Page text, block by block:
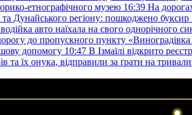
етнографічного музею 16:39 На
Дунайського регіону: пошкоджено буксир
авто наїхала на свого однорічного
до пропускного пункту
допомогу 10:47 В Ізмаїлі відкрито
та їх онука, відправили за ґрати на